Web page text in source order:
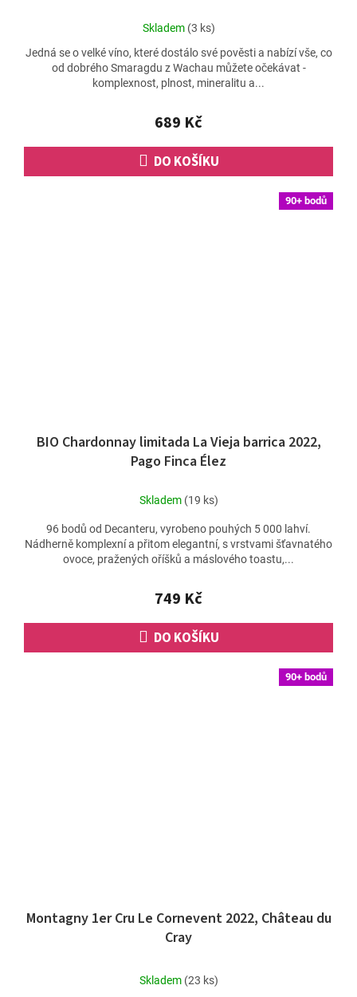
Průměrné
produktu
je
4,7
5
hvězdiček.
Skladem (3 ks)
689 Kč
DO KOŠÍKU
Jedná se o velké víno, které dostálo své pověsti a nabízí vše, co
od dobrého Smaragdu z Wachau můžete očekávat -
komplexnost, plnost, mineralitu a...
90+ bodů
BIO Chardonnay limitada La Vieja barrica 2022,
Pago Finca Élez
Skladem (19 ks)
749 Kč
DO KOŠÍKU
96 bodů od Decanteru, vyrobeno pouhých 5 000 lahví.
Nádherně komplexní a přitom elegantní, s vrstvami šťavnatého
ovoce, pražených oříšků a máslového toastu,...
90+ bodů
Montagny 1er Cru Le Cornevent 2022, Château du
Cray
Průměrné
Skladem (23 ks)